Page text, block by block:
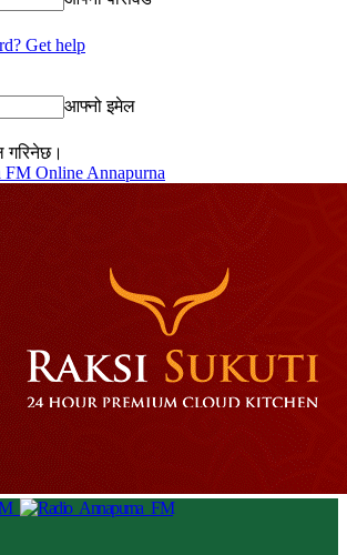
Get help
आफ्नो इमेल
गरिनेछ।
Online Annapurna